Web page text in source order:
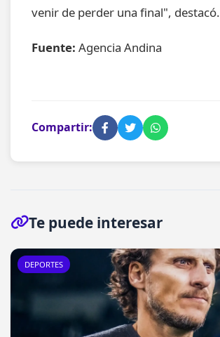
venir de perder una final", destacó.
Fuente: Agencia Andina
Compartir:
Te puede interesar
DEPORTES